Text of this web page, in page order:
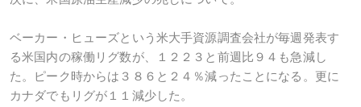
ベーカー・ヒューズという米大手資源調査会社が毎週発表す
る米国内の稼働リグ数が、１２２３と前週比９４も急減し
た。ピーク時からは３８６と２４％減ったことになる。更に
カナダでもリグが１１減少した。